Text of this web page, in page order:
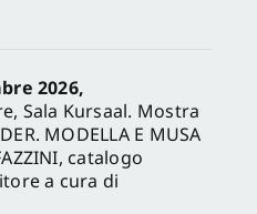
2026,
Sala Kursaal. Mostra
MODELLA E MUSA
catalogo
a cura di